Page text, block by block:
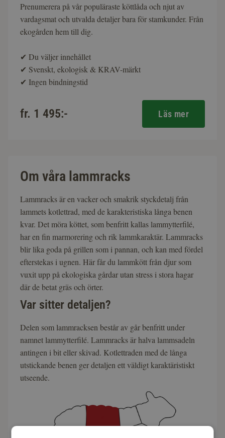
Om våra lammracks
Lammracks är en vacker och smakrik styckdetalj från
lammets kotlettrad, med de karakteristiska långa benen
kvar. Det möra köttet, som benfritt kallas lammytterfilé,
har en fin marmorering och rik lammkaraktär. Lammracks
blir lika goda på grillen som i pannan, och kan med fördel
efterstekas i ugnen. Här får du lammkött från djur som
vuxit upp på ekologiska gårdar utan stress i stora hagar
där de betat gräs och örter.
Var sitter detaljen?
Delen som lammracksen består av går benfritt under
namnet lammytterfilé. Lammracks är halva lammsadeln
antingen i bit eller skivad. Kotlettraden med de långa
utstickande benen ger detaljen ett väldigt karaktäristiskt
utseende.
Prenumerera på vår populäraste köttlåda och njut av
vardagsmat och utvalda detaljer bara för stamkunder. Från
ekogården hem till dig.
✔ Du väljer innehållet
✔ Svenskt, ekologisk & KRAV-märkt
✔ Ingen bindningstid
fr. 1 495:- Läs mer